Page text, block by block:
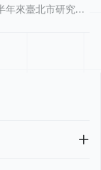
歷，有 13 人認為